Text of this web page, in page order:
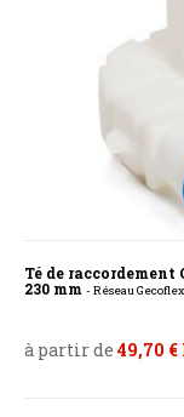
Té de raccordement
230 mm - Réseau Gecoflex
à partir de 49,70 €